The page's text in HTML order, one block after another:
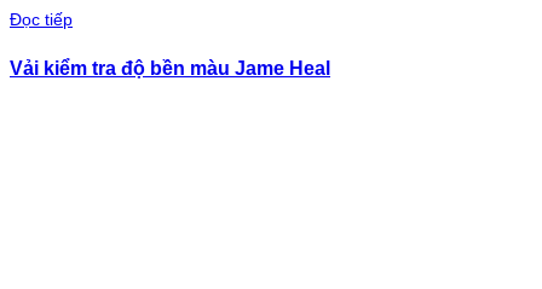
Đọc tiếp
Vải kiểm tra độ bền màu Jame Heal